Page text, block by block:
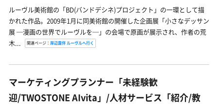
ルーヴル美術館の「BD(バンドデシネ)プロジェクト」の一環として描
かれた作品。2009年1月に同美術館の開催した企画展「小さなデッサン
展 ─漫画の世界でルーヴルを─」の会場で原画が展示され、作者の荒
木...
関連ページ： 岸辺露伴 ルーヴルへ行く
マーケティングプランナー「未経験歓
迎/TWOSTONE AIvita」/人材サービス「紹介/教